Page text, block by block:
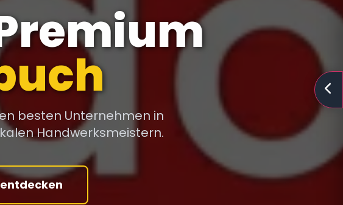
besten Unternehmen in
Handwerksmeistern.